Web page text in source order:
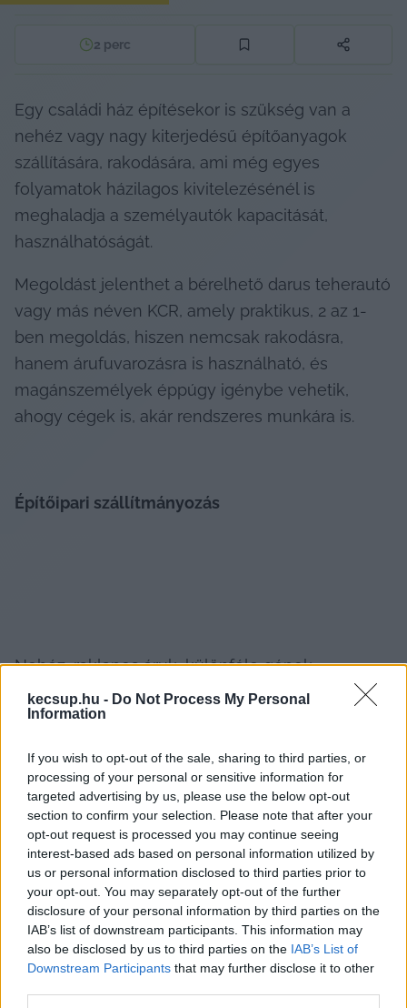
kecsup.hu - Do Not Process My Personal
Information
If you wish to opt-out of the sale, sharing to third parties, or
processing of your personal or sensitive information for
targeted advertising by us, please use the below opt-out
section to confirm your selection. Please note that after your
opt-out request is processed you may continue seeing
interest-based ads based on personal information utilized by
us or personal information disclosed to third parties prior to
your opt-out. You may separately opt-out of the further
disclosure of your personal information by third parties on the
IAB’s list of downstream participants. This information may
also be disclosed by us to third parties on the IAB’s List of
Downstream Participants that may further disclose it to other
2 perc
Egy családi ház építésekor is szükség van a
nehéz vagy nagy kiterjedésű építőanyagok
szállítására, rakodására, ami még egyes
folyamatok házilagos kivitelezésénél is
meghaladja a személyautók kapacitását,
használhatóságát.
Megoldást jelenthet a bérelhető darus teherautó
vagy más néven KCR, amely praktikus, 2 az 1-
ben megoldás, hiszen nemcsak rakodásra,
hanem árufuvarozásra is használható, és
magánszemélyek éppúgy igénybe vehetik,
ahogy cégek is, akár rendszeres munkára is.
Építőipari szállítmányozás
Nehéz, raklapos áruk, különféle gépek,
betonelemek, de akár páncélszekrény vagy akár
szobrok szállítmányozása, rakodása darus
bérlés lehet a megoldás, válassz olyan
referenciákkal, szakmai tapasztalattal
rendelkező, megbízható vállalkozást rakodással
egybekötött fuvarozási feladatokra, mint amilyen
a Prédio-Bau is!
Az építőiparban is sokféle anyag, eszköz
emelésére és egyidejűleg szállítására is
használható egy darus autó, így kedvezőbb és
helytakarékosabb megoldás lehet, mint egy